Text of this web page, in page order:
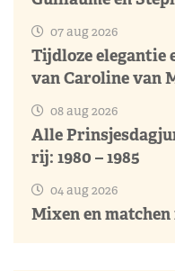
07 aug 2026
Tijdloze elegantie
van Caroline van
08 aug 2026
Alle
rij: 1980 – 1985
04 aug 2026
Mixen en matchen